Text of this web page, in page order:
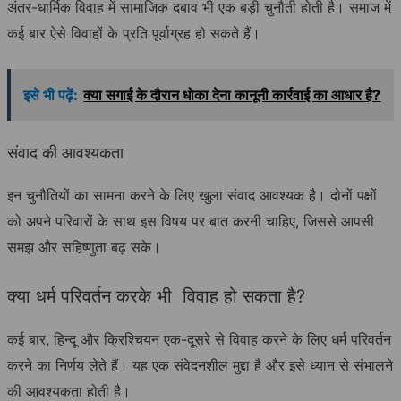
अंतर-धार्मिक विवाह में सामाजिक दबाव भी एक बड़ी चुनौती होती है। समाज में
कई बार ऐसे विवाहों के प्रति पूर्वाग्रह हो सकते हैं।
इसे भी पढ़ें: क्या सगाई के दौरान धोका देना कानूनी कार्रवाई का आधार है?
संवाद की आवश्यकता
इन चुनौतियों का सामना करने के लिए खुला संवाद आवश्यक है। दोनों पक्षों
को अपने परिवारों के साथ इस विषय पर बात करनी चाहिए, जिससे आपसी
समझ और सहिष्णुता बढ़ सके।
क्या धर्म परिवर्तन करके भी विवाह हो सकता है?
कई बार, हिन्दू और क्रिश्चियन एक-दूसरे से विवाह करने के लिए धर्म परिवर्तन
करने का निर्णय लेते हैं। यह एक संवेदनशील मुद्दा है और इसे ध्यान से संभालने
की आवश्यकता होती है।